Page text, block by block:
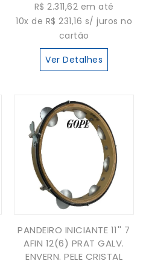
R$ 2.311,62 em até
10x de R$ 231,16 s/ juros no
cartão
Ver Detalhes
PANDEIRO INICIANTE 11'' 7
AFIN 12(6) PRAT GALV.
ENVERN. PELE CRISTAL